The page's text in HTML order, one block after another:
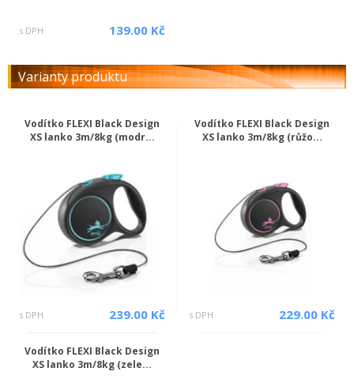
s DPH 139.00 Kč
Varianty produktu
Vodítko FLEXI Black Design
XS lanko 3m/8kg (modr...
s DPH 239.00 Kč
Vodítko FLEXI Black Design
XS lanko 3m/8kg (růžo...
s DPH 229.00 Kč
Vodítko FLEXI Black Design
XS lanko 3m/8kg (zele...